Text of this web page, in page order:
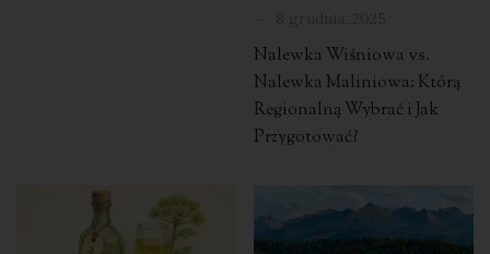
Nalewka Wiśniowa vs.
Nalewka Maliniowa: Którą
Regionalną Wybrać i Jak
Przygotować?